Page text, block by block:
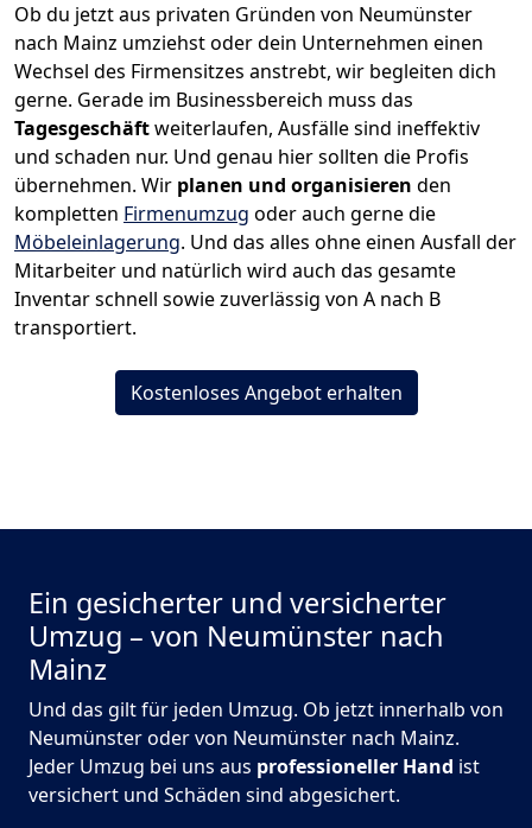
Ob du jetzt aus privaten Gründen von Neumünster
nach Mainz umziehst oder dein Unternehmen einen
Wechsel des Firmensitzes anstrebt, wir begleiten dich
gerne. Gerade im Businessbereich muss das
Tagesgeschäftweiterlaufen, Ausfälle sind ineffektiv
und schaden nur. Und genau hier sollten die Profis
übernehmen. Wir planen und organisieren den
kompletten Firmenumzug oder auch gerne die
Möbeleinlagerung. Und das alles ohne einen Ausfall der
Mitarbeiter und natürlich wird auch das gesamte
Inventar schnell sowie zuverlässig von A nach B
transportiert.
Kostenloses Angebot erhalten
Ein gesicherter und versicherter
Umzug – von Neumünster nach
Mainz
Und das gilt für jeden Umzug. Ob jetzt innerhalb von
Neumünster oder von Neumünster nach Mainz.
Jeder Umzug bei uns aus professioneller Hand ist
versichert und Schäden sind abgesichert.